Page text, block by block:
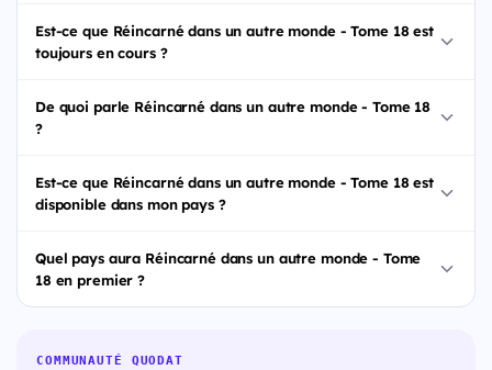
Est-ce que Réincarné dans un autre monde - Tome 18 est
toujours en cours ?
De quoi parle Réincarné dans un autre monde - Tome 18
?
Est-ce que Réincarné dans un autre monde - Tome 18 est
disponible dans mon pays ?
Quel pays aura Réincarné dans un autre monde - Tome
18 en premier ?
COMMUNAUTÉ QUODAT